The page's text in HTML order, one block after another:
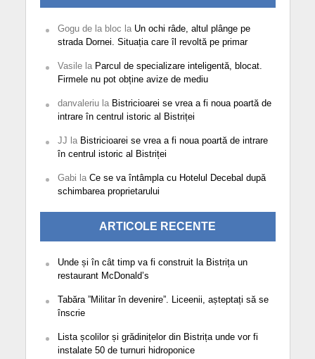
Gogu de la bloc la Un ochi râde, altul plânge pe
strada Dornei. Situația care îl revoltă pe primar
Vasilela Parcul de specializare inteligentă, blocat.
Firmele nu pot obține avize de mediu
danvaleriula Bistricioarei se vrea a fi noua poartă de
intrare în centrul istoric al Bistriței
JJ la Bistricioarei se vrea a fi noua poartă de intrare
în centrul istoric al Bistriței
Gabi la Ce se va întâmpla cu Hotelul Decebal după
schimbarea proprietarului
ARTICOLE RECENTE
Unde și în cât timp va fi construit la Bistrița un
restaurant McDonald’s
Tabăra ”Militar în devenire”. Liceenii, așteptați să se
înscrie
Lista școlilor și grădinițelor din Bistrița unde vor fi
instalate 50 de turnuri hidroponice